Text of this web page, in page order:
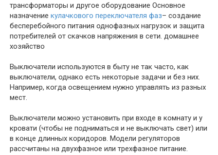
трансформаторы и другое оборудование Основное
назначение кулачкового переключателя фаз– создание
бесперебойного питания однофазных нагрузок и защита
потребителей от скачков напряжения в сети. домашнее
хозяйство
Выключатели используются в быту не так часто, как
выключатели, однако есть некоторые задачи и без них.
Например, когда освещением нужно управлять из разных
мест.
Выключатели можно установить при входе в комнату и у
кровати (чтобы не подниматься и не выключать свет) или
в конце длинных коридоров. Модели регуляторов
рассчитаны на двухфазное или трехфазное питание.